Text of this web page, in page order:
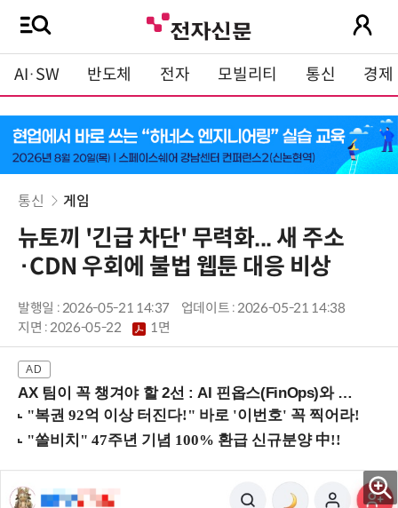
AI·SW 반도체 전자 모빌리티 통신 경제
통신 게임
뉴토끼 '긴급 차단' 무력화... 새 주소
·CDN 우회에 불법 웹툰 대응 비상
발행일 : 2026-05-21 14:37
업데이트 : 2026-05-21 14:38
지면 :2026-05-22 1면
AX 팀이 꼭 챙겨야 할 2선 : AI 핀옵스(FinOps)와 토큰 거버넌스 (8/21 잠실역)